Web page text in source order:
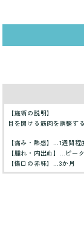
【施術の説明】
目を開ける筋肉を調整す
【痛み・熱感】…1週間程
【腫れ・内出血】…ピー
【傷口の赤味】…3か月